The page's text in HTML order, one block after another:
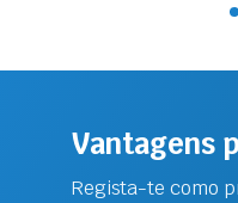
Vantagens
Regista-te como